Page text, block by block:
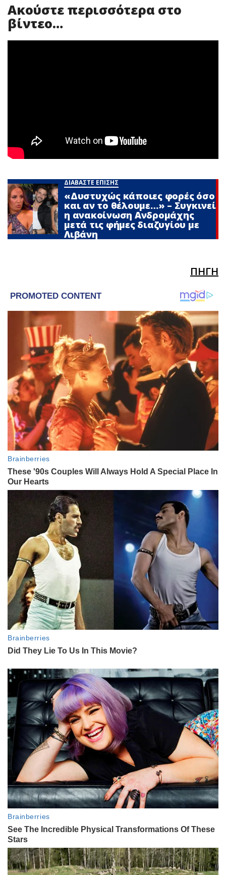
Ακούστε περισσότερα στο
βίντεο…
ΔΙΑΒΑΣΤΕ ΕΠΙΣΗΣ
«Δυστυχώς κάποιες φορές όσο
και αν το θέλουμε…» – Συγκινεί
η ανακοίνωση Ανδρομάχης
μετά τις φήμες διαζυγίου με
Λιβάνη
ΠΗΓΗ